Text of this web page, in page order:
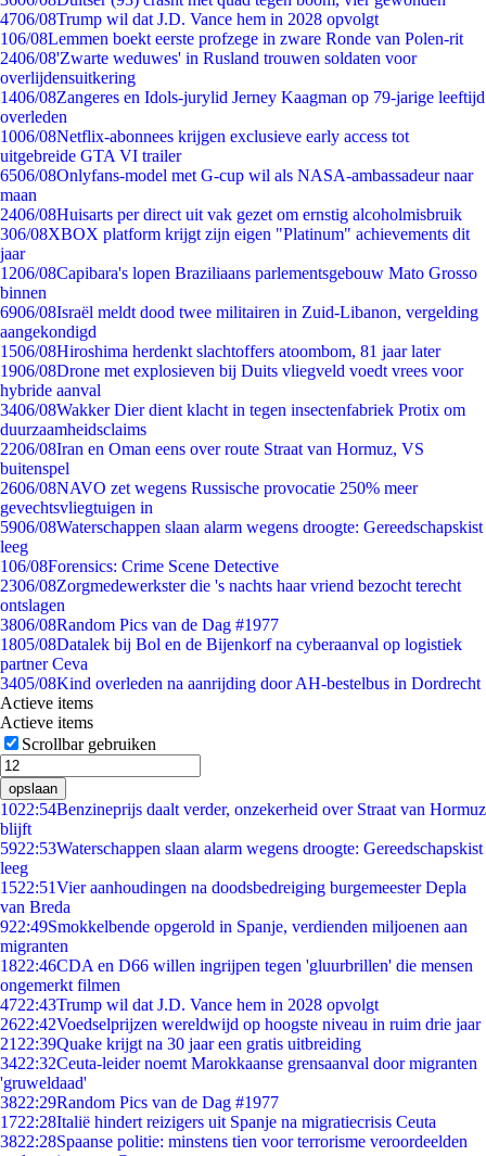
4706/08Trump wil dat J.D. Vance hem in 2028 opvolgt
106/08Lemmen boekt eerste profzege in zware Ronde van Polen-rit
2406/08'Zwarte weduwes' in Rusland trouwen soldaten voor
overlijdensuitkering
1406/08Zangeres en Idols-jurylid Jerney Kaagman op 79-jarige leeftijd
overleden
1006/08Netflix-abonnees krijgen exclusieve early access tot
uitgebreide GTA VI trailer
6506/08Onlyfans-model met G-cup wil als NASA-ambassadeur naar
maan
2406/08Huisarts per direct uit vak gezet om ernstig alcoholmisbruik
306/08XBOX platform krijgt zijn eigen "Platinum" achievements dit
jaar
1206/08Capibara's lopen Braziliaans parlementsgebouw Mato Grosso
binnen
6906/08Israël meldt dood twee militairen in Zuid-Libanon, vergelding
aangekondigd
1506/08Hiroshima herdenkt slachtoffers atoombom, 81 jaar later
1906/08Drone met explosieven bij Duits vliegveld voedt vrees voor
hybride aanval
3406/08Wakker Dier dient klacht in tegen insectenfabriek Protix om
duurzaamheidsclaims
2206/08Iran en Oman eens over route Straat van Hormuz, VS
buitenspel
2606/08NAVO zet wegens Russische provocatie 250% meer
gevechtsvliegtuigen in
5906/08Waterschappen slaan alarm wegens droogte: Gereedschapskist
leeg
106/08Forensics: Crime Scene Detective
2306/08Zorgmedewerkster die 's nachts haar vriend bezocht terecht
ontslagen
3806/08Random Pics van de Dag #1977
1805/08Datalek bij Bol en de Bijenkorf na cyberaanval op logistiek
partner Ceva
3405/08Kind overleden na aanrijding door AH-bestelbus in Dordrecht
Actieve items
Actieve items
Scrollbar gebruiken
opslaan
1022:54Benzineprijs daalt verder, onzekerheid over Straat van Hormuz
blijft
5922:53Waterschappen slaan alarm wegens droogte: Gereedschapskist
leeg
1522:51Vier aanhoudingen na doodsbedreiging burgemeester Depla
van Breda
922:49Smokkelbende opgerold in Spanje, verdienden miljoenen aan
migranten
1822:46CDA en D66 willen ingrijpen tegen 'gluurbrillen' die mensen
ongemerkt filmen
4722:43Trump wil dat J.D. Vance hem in 2028 opvolgt
2622:42Voedselprijzen wereldwijd op hoogste niveau in ruim drie jaar
21 22:39Quake krijgt na 30 jaar een gratis uitbreiding
3422:32Ceuta-leider noemt Marokkaanse grensaanval door migranten
'gruweldaad'
3822:29Random Pics van de Dag #1977
1722:28Italië hindert reizigers uit Spanje na migratiecrisis Ceuta
3822:28Spaanse politie: minstens tien voor terrorisme veroordeelden